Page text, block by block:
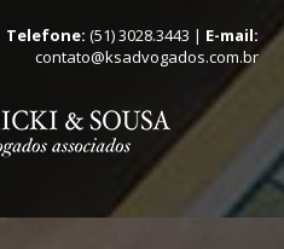
Telefone: (51) 3028.3443 | E-mail:
contato@ksadvogados.com.br